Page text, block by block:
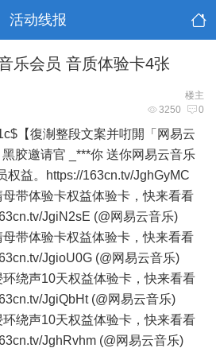
活动线报
乐会员 音质体验卡4张
楼主
3250 0
【復淛整段文案并咑閞「网易云
胶邀请官 _***你 送你网易云音乐
权益。https://163cn.tv/JghGyMC
母带体验卡权益体验卡，快来看看
JgiN2sE (@网易云音乐)
母带体验卡权益体验卡，快来看看
JgioU0G (@网易云音乐)
环绕声10天权益体验卡，快来看看
JgiQbHt (@网易云音乐)
环绕声10天权益体验卡，快来看看
JghRvhm (@网易云音乐)